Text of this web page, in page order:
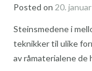
Posted on 20.
Steinsmedene i
teknikker til ulike
av råmaterialene de